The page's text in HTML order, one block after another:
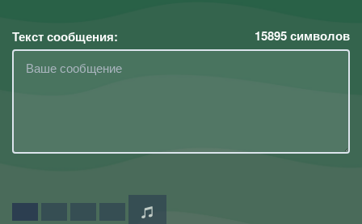
Текст сообщения: 15895символов